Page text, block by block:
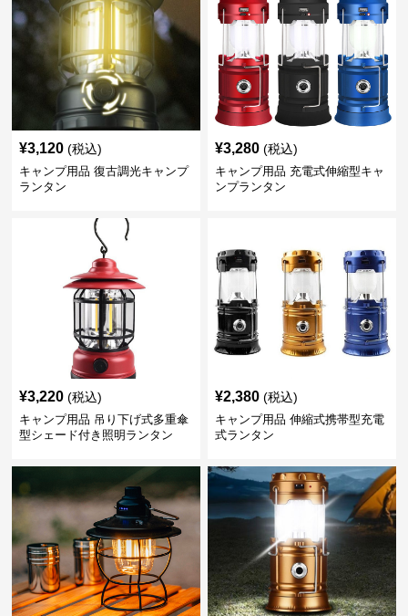
¥3,120 (税込)
キャンプ用品 復古調光キャンプ
ランタン
¥3,280 (税込)
キャンプ用品 充電式伸縮型キャ
ンプランタン
¥3,220 (税込)
キャンプ用品 吊り下げ式多重傘
型シェード付き照明ランタン
¥2,380 (税込)
キャンプ用品 伸縮式携帯型充電
式ランタン